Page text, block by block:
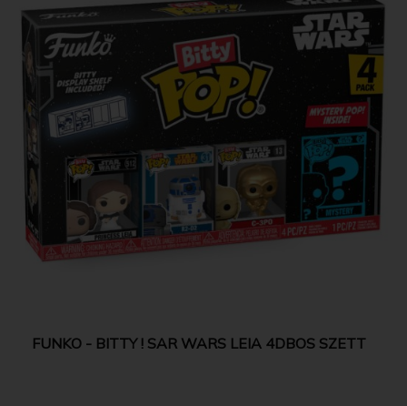
FUNKO - BITTY ! SAR WARS LEIA 4DBOS SZETT